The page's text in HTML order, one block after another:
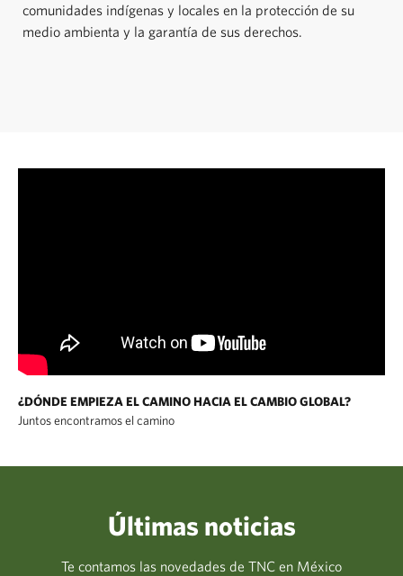
comunidades indígenas y locales en la protección de su
medio ambienta y la garantía de sus derechos.
¿DÓNDE EMPIEZA EL CAMINO HACIA EL CAMBIO GLOBAL?
Juntos encontramos el camino
Últimas noticias
Te contamos las novedades de TNC en México